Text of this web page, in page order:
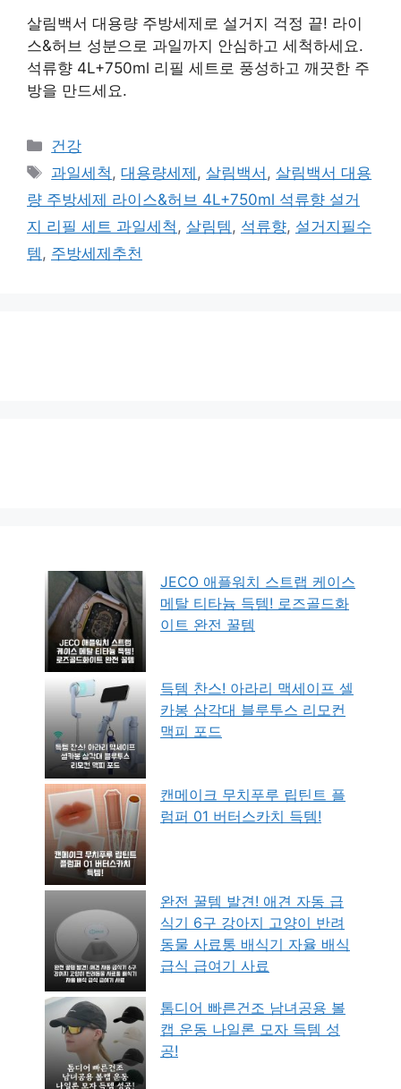
살림백서 대용량 주방세제로 설거지 걱정 끝! 라이
스&허브 성분으로 과일까지 안심하고 세척하세요.
석류향 4L+750ml 리필 세트로 풍성하고 깨끗한 주
방을 만드세요.
카
테
고
리
건강
태
그
과일세척 ,대용량세제 ,살림백서 ,살림백서 대용
량 주방세제 라이스&허브 4L+750ml 석류향 설거
지 리필 세트 과일세척 , 살림템 , 석류향, 설거지필수
템 , 주방세제추천
JECO 애플워치 스트랩 케이스
메탈 티타늄 득템! 로즈골드화
이트 완전 꿀템
득템 찬스! 아라리 맥세이프 셀
카봉 삼각대 블루투스 리모컨
맥피 포드
캔메이크 무치푸루 립틴트 플
럼퍼 01 버터스카치 득템!
완전 꿀템 발견! 애견 자동 급
식기 6구 강아지 고양이 반려
동물 사료통 배식기 자율 배식
급식 급여기 사료
톰디어 빠른건조 남녀공용 볼
캡 운동 나일론 모자 득템 성
공!